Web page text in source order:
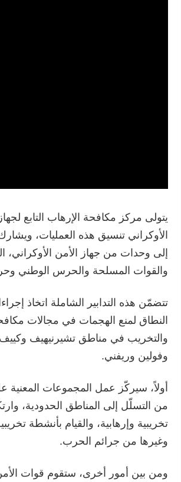
يتولى مركز مكافحة الإرهاب التابع
الأوكراني تنسيق هذه العمليات، ويشارك
إلى وحدات من جهاز الأمن الأوكراني،
والقوات المسلحة والحرس الوطني
تتضمّن هذه التدابير الشاملة اتخاذ
النطاق لمنع الهجمات في مجالات
والتخريب في مناطق تشيرنيهيف وكييف
وفولين وريفني.
أولاً، سيركّز عمل المجموعات المعنية
من التسلّل إلى المناطق الحدودية،
تخريبية وإرهابية، والقيام بأنشطة
وغيرها من جرائم الحرب.
ومن بين أمور أخرى، ستقوم قوات